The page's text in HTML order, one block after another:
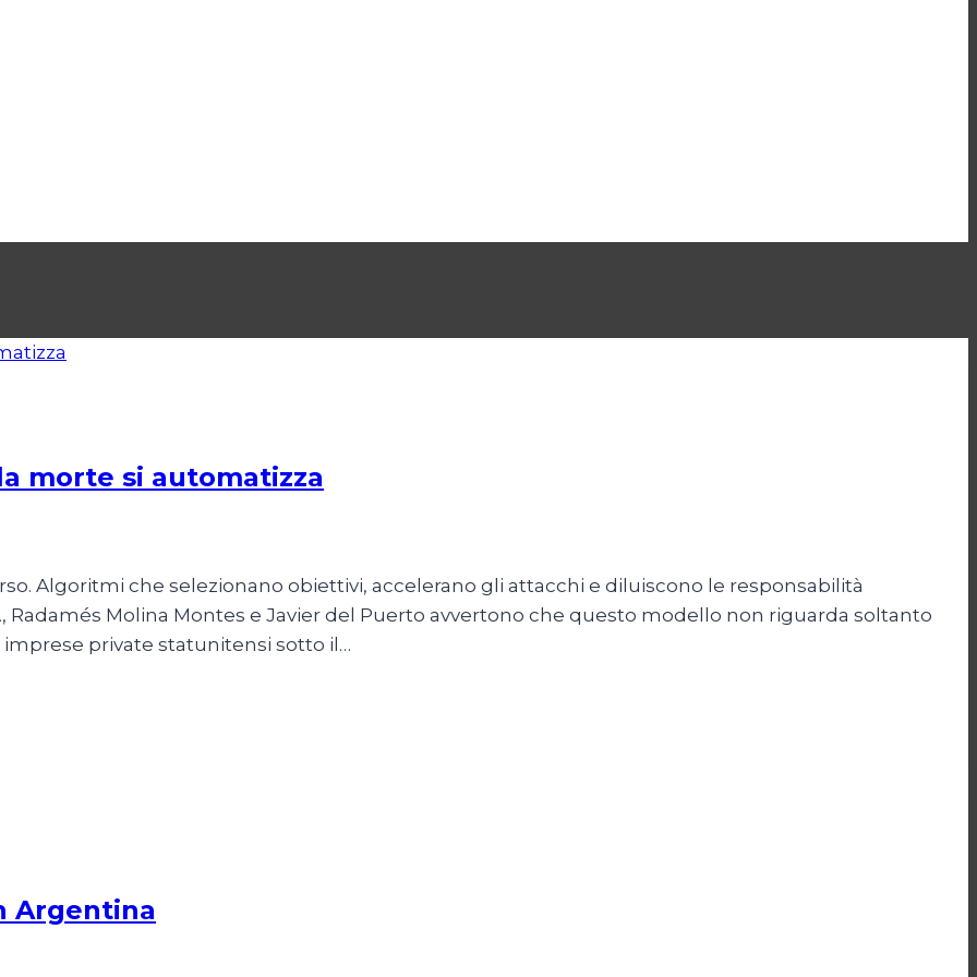
morte si automatizza
Algoritmi che selezionano obiettivi, accelerano gli attacchi e diluiscono le responsabilità
Radamés Molina Montes e Javier del Puerto avvertono che questo modello non riguarda soltanto
imprese private statunitensi sotto il…
Argentina